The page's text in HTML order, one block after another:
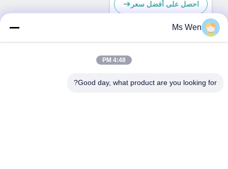
احصل على أفضل سعر
العنوان
Ms Wen
4:48 PM
Good day, what product are you looking for?